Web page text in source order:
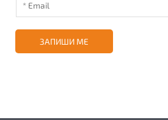
ЗАПИШИ МЕ